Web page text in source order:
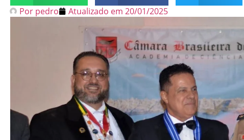
Por pedro Atualizado em 20/01/2025